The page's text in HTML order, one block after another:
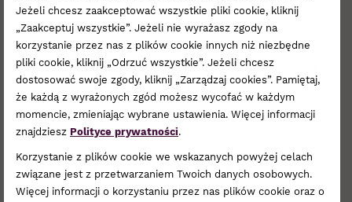
nie będą przyjmować zamówień na wynos.
Godziny otwarcia Libero Katowice oraz wyżej
wymienionych sklepów i punktów usługowych
na terenie centrum pozostają
bez zmian. Wejście do centrum z parkingu
na poziomie 0 i 0,5.
O wszelkich dalszych zmianach w zakresie
funkcjonowania Libero Katowice będziemy
Jeżeli chcesz zaakceptować wszystkie pliki cookie, kliknij
„Zaakceptuj wszystkie”. Jeżeli nie wyrażasz zgody na
korzystanie przez nas z plików cookie innych niż niezbędne
pliki cookie, kliknij „Odrzuć wszystkie”. Jeżeli chcesz
dostosować swoje zgody, kliknij „Zarządzaj cookies”. Pamiętaj,
że każdą z wyrażonych zgód możesz wycofać w każdym
momencie, zmieniając wybrane ustawienia. Więcej informacji
znajdziesz Polityce prywatności.
Korzystanie z plików cookie we wskazanych powyżej celach
związane jest z przetwarzaniem Twoich danych osobowych.
Więcej informacji o korzystaniu przez nas plików cookie oraz o